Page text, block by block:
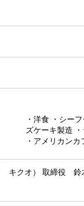
・洋食 ・シー
ズケーキ製造
・アメリカンカ
キクオ） 取締役